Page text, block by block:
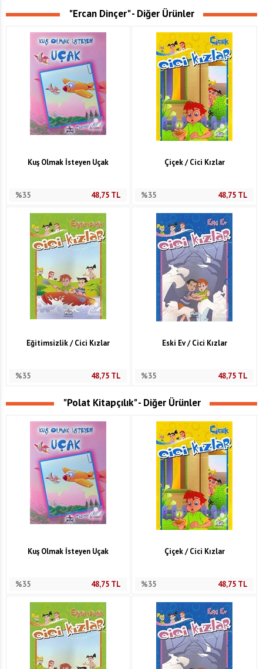
"Ercan Dinçer" - Diğer Ürünler
Kuş Olmak İsteyen Uçak
%35 48,75TL
Çiçek / Cici Kızlar
%35 48,75 TL
Eğitimsizlik / Cici Kızlar
%35 48,75TL
Eski Ev / Cici Kızlar
%35 48,75 TL
"Polat Kitapçılık" - Diğer Ürünler
Kuş Olmak İsteyen Uçak
%35 48,75TL
Çiçek / Cici Kızlar
%35 48,75 TL